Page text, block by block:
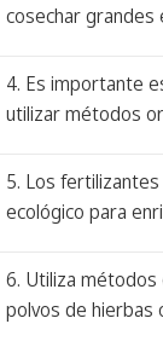
cosechar
4. Es importante
utilizar métodos
5. Los
ecológico para
6. Utiliza métodos
polvos de hierbas